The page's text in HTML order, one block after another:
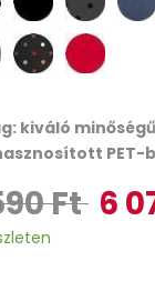
kiváló
PET-
Ft 6